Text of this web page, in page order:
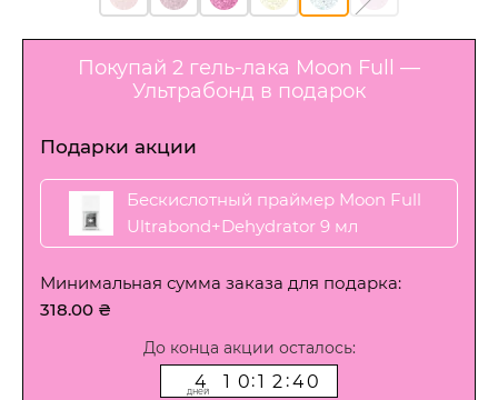
Покупай 2 гель-лака Moon Full —
Ультрабонд в подарок
Подарки акции
Бескислотный праймер Moon Full
Ultrabond+Dehydrator 9 мл
Минимальная сумма заказа для подарка:
318.00 ₴
До конца акции осталось:
4
4
дней
1
1
0
0:
1
1
2
2 :
3
4
9
0